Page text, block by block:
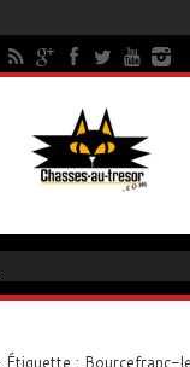
Étiquette : Bourcefranc-